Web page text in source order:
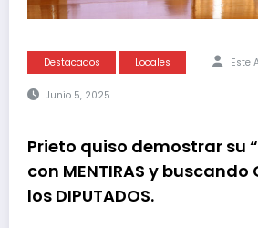
Destacados Locales Este
Junio 5, 2025
Prieto quiso demostrar su
con MENTIRAS y buscando
los DIPUTADOS.